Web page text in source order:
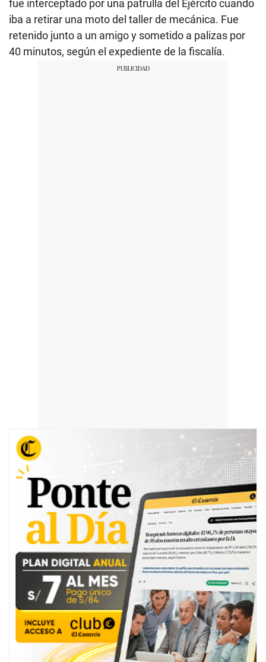
fue interceptado por una patrulla del Ejército cuando
iba a retirar una moto del taller de mecánica. Fue
retenido junto a un amigo y sometido a palizas por
40 minutos, según el expediente de la fiscalía.